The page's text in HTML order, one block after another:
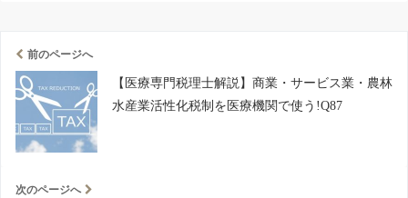
前のページへ
【医療専門税理士解説】商業・サービス業・農林
水産業活性化税制を医療機関で使う!Q87
次のページへ